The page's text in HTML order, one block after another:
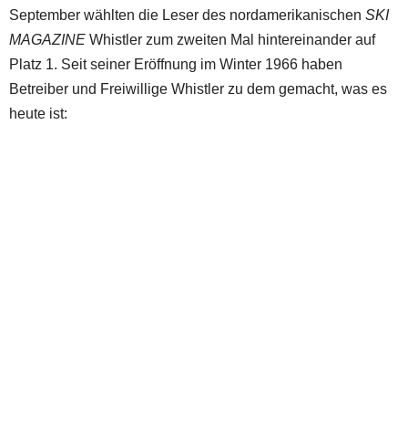
September wählten die Leser des nordamerikanischen SKI
MAGAZINE Whistler zum zweiten Mal hintereinander auf
Platz 1. Seit seiner Eröffnung im Winter 1966 haben
Betreiber und Freiwillige Whistler zu dem gemacht, was es
heute ist: